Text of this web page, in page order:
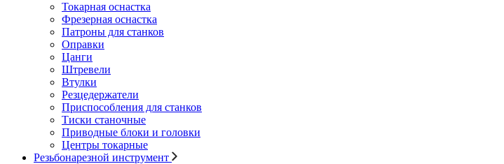
Токарная оснастка
Фрезерная оснастка
Патроны для станков
Оправки
Цанги
Штревели
Втулки
Резцедержатели
Приспособления для станков
Тиски станочные
Приводные блоки и головки
Центры токарные
Резьбонарезной инструмент